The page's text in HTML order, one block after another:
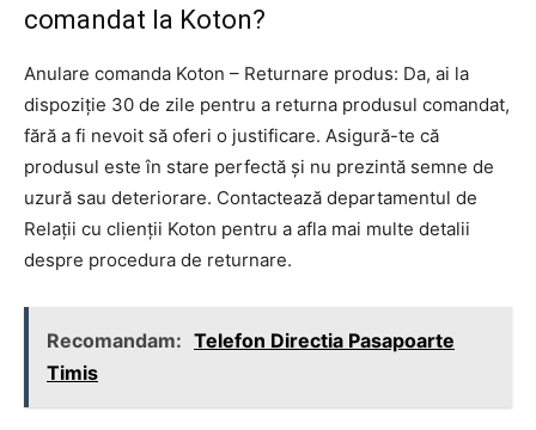
comandat la Koton?
Anulare comanda Koton – Returnare produs: Da, ai la
dispoziție 30 de zile pentru a returna produsul comandat,
fără a fi nevoit să oferi o justificare. Asigură-te că
produsul este în stare perfectă și nu prezintă semne de
uzură sau deteriorare. Contactează departamentul de
Relații cu clienții Koton pentru a afla mai multe detalii
despre procedura de returnare.
Recomandam: Telefon Directia Pasapoarte
Timis